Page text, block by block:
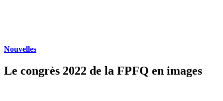
Nouvelles
Le congrès 2022 de la FPFQ en images